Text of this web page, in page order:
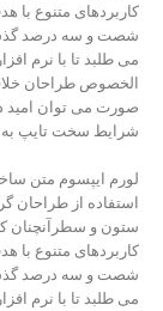
کاربردهای متنوع با
شصت و سه درصد
می طلبد تا با نرم
الخصوص طراحان
صورت می توان امید
شرایط سخت تایپ به
لورم ایپسوم متن
استفاده از طراحان
ستون و سطرآنچنان
کاربردهای متنوع با
شصت و سه درصد
می طلبد تا با نرم